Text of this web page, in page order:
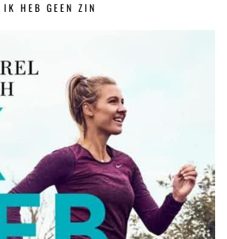
IK HEB GEEN ZIN